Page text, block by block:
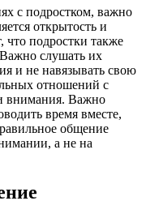
с подростком, важно
открытость и
что подростки также
слушать их
и не навязывать свою
отношений с
внимания. Важно
время вместе,
общение
а не на